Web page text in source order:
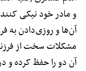
و مادر خود نیکی
آن‌ها و روزی‌دادن به
مشکلات سخت از فرزند
آن دو را حفظ کرده و